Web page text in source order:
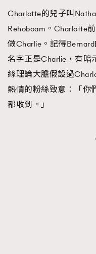
Charlotte的兒子叫
Rehoboam。Charlotte
做Charlie。記得
名字正是Charlie，有暗
絲理論大膽假設過
熱情的粉絲致意：「你
都收到。」